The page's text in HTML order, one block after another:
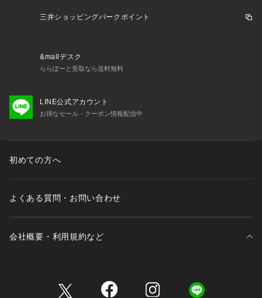
三井ショッピングパークポイント
&mallデスク
ららぽーと受取なら送料無料
LINE公式アカウント
お得なセール・クーポン情報配信中
初めての方へ
よくある質問・お問い合わせ
会社概要・利用規約など